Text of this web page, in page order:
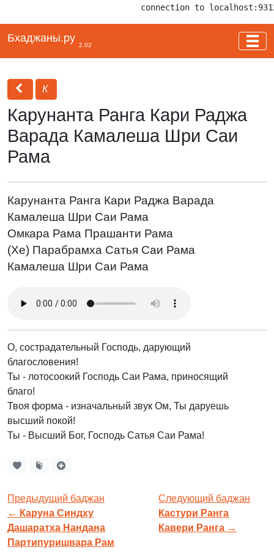
connection to
Бхаджаны.ру
2.02
К
Карунанта Ранга Кари Раджа
Варада Камалеша Шри Саи
Рама
Карунанта Ранга Кари Раджа Варада
Камалеша Шри Саи Рама
Омкара Рама Прашанти Рама
(Хе) Парабрамха Сатья Саи Рама
Камалеша Шри Саи Рама
О, сострадательный Господь, дарующий
благословения!
Ты - лотосоокий Господь Саи Рама, приносящий
благо!
Твоя форма - изначальный звук Ом, Ты даруешь
высший покой!
Ты - Высший Бог, Господь Сатья Саи Рама!
Предыдущий баджан
← Каруна Синдху
Дашаратха Нандана
Партипуришвара Рам
Следующий баджан
Кастури Ранга
Кавери Ранга →